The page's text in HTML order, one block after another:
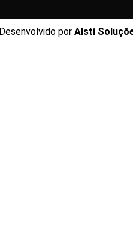
Desenvolvido por Alsti